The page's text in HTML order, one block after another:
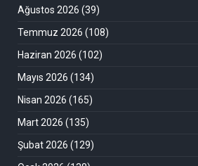
Ağustos 2026 (39)
Temmuz 2026 (108)
Haziran 2026 (102)
Mayıs 2026 (134)
Nisan 2026 (165)
Mart 2026 (135)
Şubat 2026 (129)